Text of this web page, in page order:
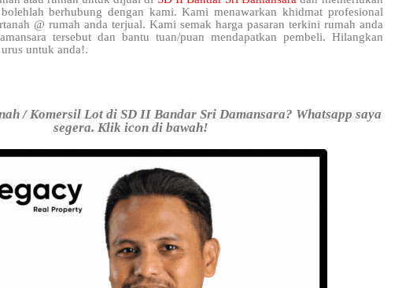
berhubung dengan kami. Kami menawarkan khidmat profesional
@ rumah anda terjual. Kami semak harga pasaran terkini rumah anda
tersebut dan bantu tuan/puan mendapatkan pembeli. Hilangkan
untuk anda!.
/ Komersil Lot di SD II Bandar Sri Damansara? Whatsapp saya
segera. Klik icon di bawah!